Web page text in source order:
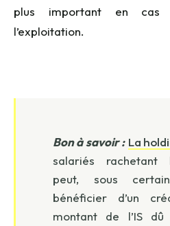
plus important en cas
l’exploitation.
Bon à savoir : La
salariés rachetant
peut, sous
bénéficier d’un
montant de l’IS